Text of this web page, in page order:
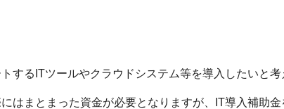
するITツールやクラウドシステム等を導入したいと考
はまとまった資金が必要となりますが、IT導入補助